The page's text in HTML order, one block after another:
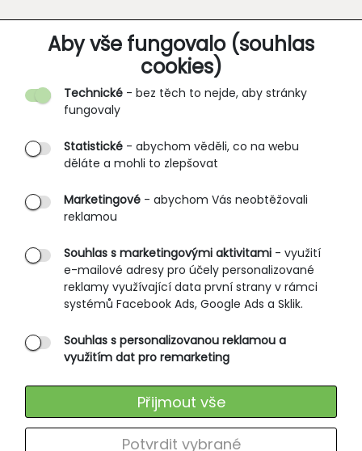
Aby vše fungovalo (souhlas
cookies)
Technické - bez těch to nejde, aby stránky
fungovaly
Statistické - abychom věděli, co na webu
děláte a mohli to zlepšovat
Marketingové - abychom Vás neobtěžovali
reklamou
Souhlas s marketingovými aktivitami - využití
e-mailové adresy pro účely personalizované
reklamy využívající data první strany v rámci
systémů Facebook Ads, Google Ads a Sklik.
Souhlas s personalizovanou reklamou a
využitím dat pro remarketing
Potvrdit vybrané
Přijmout vše
O SPOLEČNOSTI
O nás
Partnerské prodejny
B2B vstup
PRŮVODCE NAKUPOVÁNÍM
Obchodní podmínky
Rozměrové tabulky
Způsoby doručení
Ochrana osobních údajů
SLUŽBY ZÁKAZNÍKŮM
Výměna zboží